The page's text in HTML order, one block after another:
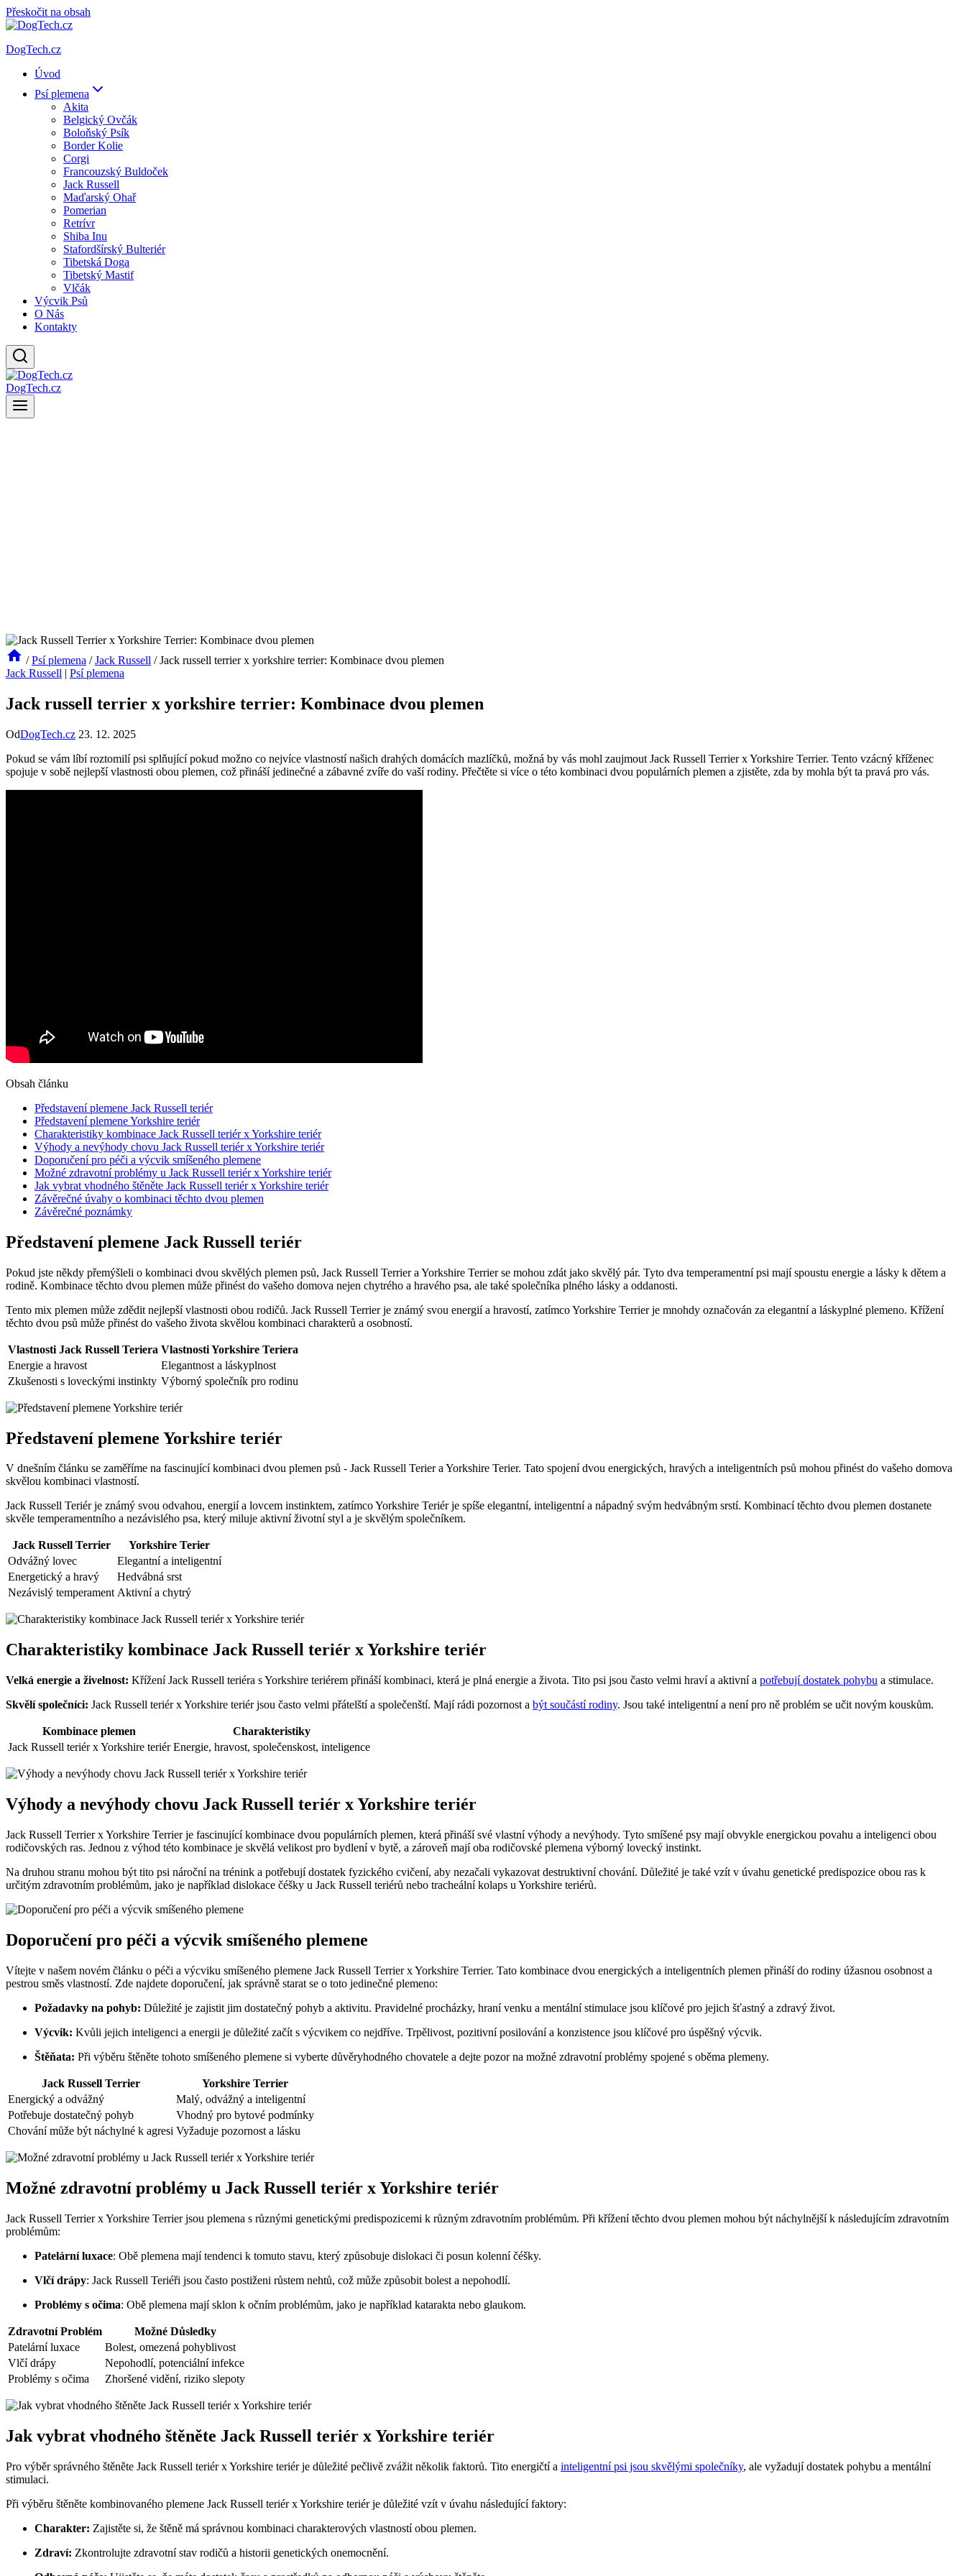
Přeskočit na obsah
DogTech.cz
Úvod
Psí plemena
Akita
Belgický Ovčák
Boloňský Psík
Border Kolie
Corgi
Francouzský Buldoček
Jack Russell
Maďarský Ohař
Pomerian
Retrívr
Shiba Inu
Stafordšírský Bulteriér
Tibetská Doga
Tibetský Mastif
Vlčák
Výcvik Psů
O Nás
Kontakty
DogTech.cz
/ Psí plemena / Jack Russell / Jack russell terrier x yorkshire terrier: Kombinace dvou plemen
Jack Russell | Psí plemena
Jack russell terrier x yorkshire terrier: Kombinace dvou plemen
OdDogTech.cz 23. 12. 2025
Pokud se vám líbí roztomilí psi splňující pokud ‌možno co nejvíce ​vlastností našich ⁢drahých domácích ​mazlíčků, možná by vás mohl zaujmout Jack Russell⁤ Terrier x Yorkshire Terrier. ⁢Tento vzácný kříženec
spojuje​ v sobě nejlepší vlastnosti ‍obou plemen, což přináší jedinečné a zábavné zvíře ⁣do vaší rodiny. Přečtěte si více o této kombinaci dvou populárních plemen⁢ a zjistěte, ‍zda by⁢ mohla‍ být ta ⁢pravá‍ pro vás.
Obsah článku
Představení ‍plemene Jack​ Russell teriér
Představení plemene Yorkshire teriér
Charakteristiky kombinace Jack​ Russell teriér⁢ x Yorkshire teriér
Výhody a nevýhody chovu Jack Russell teriér x Yorkshire teriér
Doporučení pro‍ péči a výcvik ⁢smíšeného plemene
Možné zdravotní problémy u Jack Russell teriér x Yorkshire teriér
Jak vybrat⁣ vhodného⁣ štěněte Jack Russell teriér x Yorkshire teriér
Závěrečné úvahy o⁤ kombinaci těchto dvou ‌plemen
Závěrečné⁣ poznámky
Představení ‍plemene Jack​ Russell teriér
Pokud jste někdy přemýšleli‍ o kombinaci dvou skvělých ​plemen psů, Jack Russell Terrier a Yorkshire Terrier se mohou zdát ‍jako skvělý pár. Tyto dva temperamentní psi mají spoustu energie a lásky​ k ​dětem a
rodině. ‍Kombinace ⁣těchto dvou plemen může přinést do vašeho domova nejen ⁢chytrého a hravého psa, ⁣ale také společníka plného⁢ lásky a oddanosti.
Tento mix plemen může zdědit nejlepší vlastnosti‍ obou rodičů. Jack Russell⁣ Terrier je známý ⁤svou energií a hravostí, zatímco Yorkshire Terrier je mnohdy označován⁤ za ‌elegantní a láskyplné plemeno. Křížení
těchto dvou psů může přinést ⁣do vašeho života skvělou kombinaci charakterů a ​osobností.
Vlastnosti Jack Russell Teriera Vlastnosti Yorkshire Teriera
Energie a ​hravost
Elegantnost a ‍láskyplnost
Zkušenosti s loveckými instinkty Výborný⁣ společník pro rodinu
Představení plemene Yorkshire teriér
V dnešním článku ‍se ⁤zaměříme ⁣na fascinující kombinaci dvou ‌plemen psů ‍- Jack Russell Terier a Yorkshire Terier.‍ Tato spojení dvou ‍energických, ⁣hravých a‌ inteligentních psů mohou⁤ přinést do vašeho domova
skvělou kombinaci⁣ vlastností.
Jack Russell Teriér je známý svou odvahou, energií a lovcem instinktem, zatímco Yorkshire Teriér je spíše elegantní, inteligentní a nápadný svým hedvábným srstí. Kombinací těchto dvou plemen dostanete
skvěle temperamentního a nezávislého psa, který miluje aktivní životní styl⁢ a je⁤ skvělým společníkem.
Jack Russell Terrier
Yorkshire​ Terier
Odvážný lovec
Elegantní a​ inteligentní
Energetický a hravý
Hedvábná srst
Nezávislý temperament Aktivní a chytrý
Charakteristiky kombinace Jack​ Russell teriér⁢ x Yorkshire teriér
Velká energie ⁢a živelnost: Křížení Jack Russell teriéra s Yorkshire teriérem přináší kombinaci, která je plná energie a života. ⁤Tito psi jsou ‌často velmi ​hraví a aktivní a potřebují dostatek​ pohybu a stimulace.
Skvělí ‌společníci: ⁣Jack Russell teriér x ⁤Yorkshire teriér jsou​ často velmi přátelští ‍a společenští. ⁣Mají rádi‍ pozornost a být součástí rodiny. Jsou také inteligentní⁣ a není pro ně problém se ⁢učit ⁤novým kouskům.
Kombinace plemen
Charakteristiky
Jack Russell teriér x Yorkshire teriér Energie, ⁣hravost, společenskost, inteligence
Výhody a nevýhody chovu Jack Russell teriér x Yorkshire teriér
Jack Russell Terrier x Yorkshire Terrier je fascinující⁣ kombinace dvou populárních plemen,⁢ která⁢ přináší své vlastní výhody a nevýhody. Tyto smíšené psy mají obvykle energickou ​povahu a inteligenci ⁤obou
rodičovských ras. Jednou z⁣ výhod ⁤této kombinace ‌je‌ skvělá velikost pro bydlení v ⁤bytě, a zároveň mají oba rodičovské plemena výborný lovecký instinkt.
Na druhou stranu mohou být tito psi nároční na trénink​ a‍ potřebují dostatek fyzického cvičení, aby ⁣nezačali ⁤vykazovat destruktivní chování. ​Důležité ​je také ‌vzít‍ v úvahu genetické predispozice obou ras k
určitým‍ zdravotním problémům, jako je‌ například dislokace čéšky u Jack Russell⁣ teriérů nebo⁣ tracheální kolaps⁤ u Yorkshire ⁤teriérů.
Doporučení pro‍ péči a výcvik ⁢smíšeného plemene
Vítejte v našem⁢ novém článku⁤ o péči a výcviku smíšeného plemene Jack Russell Terrier x Yorkshire Terrier. Tato⁤ kombinace​ dvou energických​ a inteligentních plemen přináší ⁣do rodiny úžasnou osobnost a
pestrou směs vlastností. Zde⁤ najdete doporučení, jak správně starat se o toto jedinečné plemeno:
Požadavky na⁣ pohyb: Důležité je zajistit jim dostatečný pohyb a aktivitu.⁣ Pravidelné ⁣procházky, hraní venku a mentální‍ stimulace jsou klíčové pro jejich šťastný ⁣a zdravý život.
Výcvik: Kvůli jejich ⁢inteligenci a energii je důležité začít s výcvikem co nejdříve. Trpělivost, pozitivní posilování a konzistence jsou klíčové pro ⁤úspěšný ⁣výcvik.
Štěňata: Při výběru štěněte tohoto​ smíšeného plemene si vyberte‌ důvěryhodného chovatele a dejte pozor na možné zdravotní ​problémy spojené ⁤s oběma ⁣plemeny.
Jack Russell Terrier
Yorkshire Terrier
Energický a odvážný
Malý, odvážný a inteligentní
Potřebuje dostatečný pohyb
Vhodný pro bytové podmínky
Chování může⁤ být náchylné k agresi Vyžaduje pozornost a lásku
Možné zdravotní problémy u Jack Russell teriér x Yorkshire teriér
Jack ‍Russell Terrier x Yorkshire Terrier jsou plemena s různými ‌genetickými predispozicemi k různým ⁤zdravotním problémům. Při křížení ⁣těchto ​dvou plemen mohou být náchylnější⁣ k následujícím zdravotním
problémům:
Patelární luxace: Obě ‍plemena mají tendenci k tomuto stavu, který způsobuje dislokaci či ‌posun‌ kolenní čéšky.
Vlčí ​drápy: Jack Russell⁣ Teriéři jsou‍ často postiženi růstem nehtů, což může způsobit bolest a ​nepohodlí.
Problémy s očima: Obě plemena mají ‍sklon k očním problémům, jako je ⁢například katarakta nebo glaukom.
Zdravotní Problém
Možné ​Důsledky
Patelární luxace
Bolest, omezená‌ pohyblivost
Vlčí drápy
Nepohodlí, potenciální infekce
Problémy s očima
Zhoršené ‌vidění, riziko slepoty
Jak vybrat⁣ vhodného⁣ štěněte Jack Russell teriér x Yorkshire teriér
Pro výběr správného štěněte Jack Russell teriér⁣ x Yorkshire teriér je ⁢důležité ⁢pečlivě zvážit několik faktorů. Tito⁢ energičtí a ⁣ inteligentní psi jsou skvělými společníky, ale ⁢vyžadují​ dostatek ⁣pohybu a mentální
stimulaci.
Při výběru štěněte kombinovaného plemene Jack Russell teriér x⁢ Yorkshire teriér je důležité vzít v úvahu následující faktory:
Charakter: Zajistěte‍ si, že štěně má správnou kombinaci charakterových ⁤vlastností obou plemen.
Zdraví: Zkontrolujte zdravotní stav rodičů a historii genetických onemocnění.